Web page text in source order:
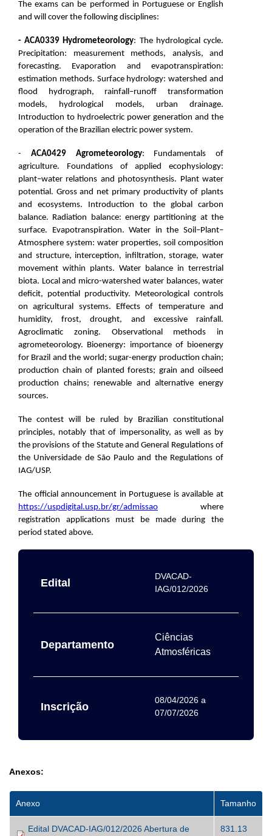
The exams can be performed in Portuguese or English
and will cover the following disciplines:
- ACA0339 Hydrometeorology: The hydrological cycle.
Precipitation: measurement methods, analysis, and
forecasting. Evaporation and evapotranspiration:
estimation methods. Surface hydrology: watershed and
flood hydrograph, rainfall–runoff transformation
models, hydrological models, urban drainage.
Introduction to hydroelectric power generation and the
operation of the Brazilian electric power system.
- ACA0429 Agrometeorology: Fundamentals of
agriculture. Foundations of applied ecophysiology:
plant–water relations and photosynthesis. Plant water
potential. Gross and net primary productivity of plants
and ecosystems. Introduction to the global carbon
balance. Radiation balance: energy partitioning at the
surface. Evapotranspiration. Water in the Soil–Plant–
Atmosphere system: water properties, soil composition
and structure, interception, infiltration, storage, water
movement within plants. Water balance in terrestrial
biota. Local and micro-watershed water balances, water
deficit, potential productivity. Meteorological controls
on agricultural systems. Effects of temperature and
humidity, frost, drought, and excessive rainfall.
Agroclimatic zoning. Observational methods in
agrometeorology. Bioenergy: importance of bioenergy
for Brazil and the world; sugar-energy production chain;
production chain of planted forests; grain and oilseed
production chains; renewable and alternative energy
sources.
The contest will be ruled by Brazilian constitutional
principles, notably that of impersonality, as well as by
the provisions of the Statute and General Regulations of
the Universidade de São Paulo and the Regulations of
IAG/USP.
The official announcement in Portuguese is available at
https://uspdigital.usp.br/gr/admissao where
registration applications must be made during the
period stated above.
Edital
DVACAD-
IAG/012/2026
Departamento
Ciências
Atmosféricas
Inscrição
08/04/2026 a
07/07/2026
Anexos:
Anexo Tamanho
Edital DVACAD-IAG/012/2026 Abertura de
831.13